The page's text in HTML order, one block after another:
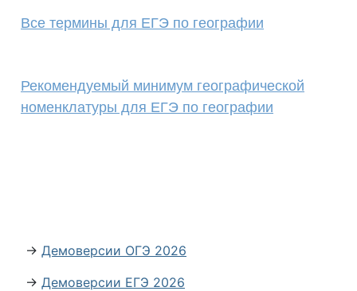
Все термины для ЕГЭ по географии
Рекомендуемый минимум географической
номенклатуры для ЕГЭ по географии
→ Демоверсии ОГЭ 2026
→ Демоверсии ЕГЭ 2026